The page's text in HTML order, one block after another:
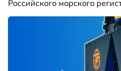
Российского морского